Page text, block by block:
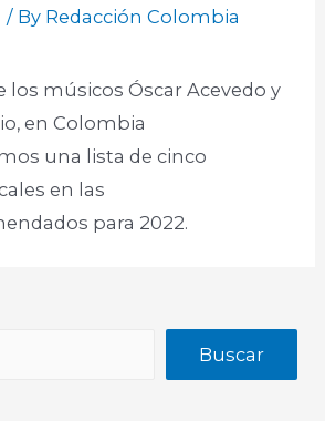
/ By Redacción Colombia
los músicos Óscar Acevedo y
en Colombia
una lista de cinco
en las
para 2022.
Buscar